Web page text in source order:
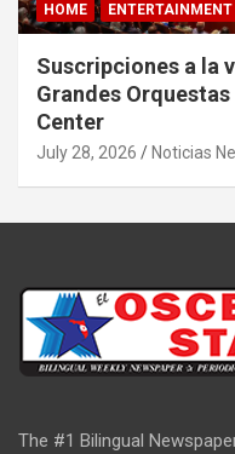
HOME ENTERTAINMENT
Suscripciones a la
Grandes
Center
July 28, 2026 Noticias
The #1 Bilingual